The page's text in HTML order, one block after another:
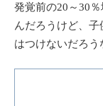
発覚前の20～30
んだろうけど、
はつけないだろう